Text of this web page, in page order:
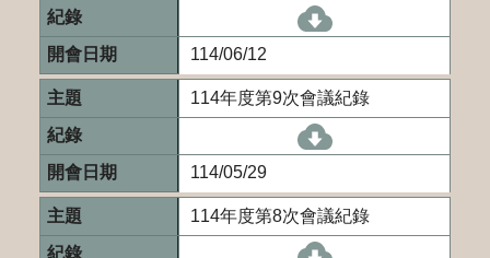
114/06/12
114年度第9次會議紀錄
114/05/29
114年度第8次會議紀錄